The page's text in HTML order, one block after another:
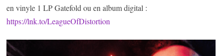
en vinyle 1 LP Gatefold ou en album digital :
https://lnk.to/LeagueOfDistortion